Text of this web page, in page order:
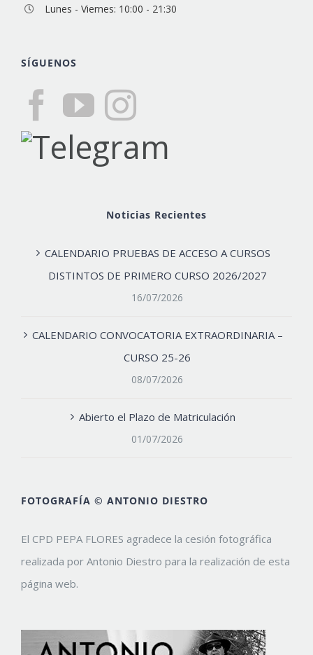
Lunes - Viernes: 10:00 - 21:30
SÍGUENOS
Noticias Recientes
CALENDARIO PRUEBAS DE ACCESO A CURSOS
DISTINTOS DE PRIMERO CURSO 2026/2027
16/07/2026
CALENDARIO CONVOCATORIA EXTRAORDINARIA –
CURSO 25-26
08/07/2026
Abierto el Plazo de Matriculación
01/07/2026
FOTOGRAFÍA © ANTONIO DIESTRO
El CPD PEPA FLORES agradece la cesión fotográfica
realizada por Antonio Diestro para la realización de esta
página web.